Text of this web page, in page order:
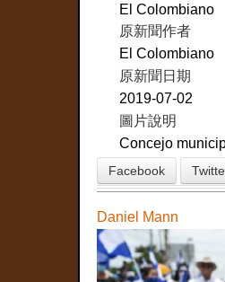
El Colombiano
原新聞作者
El Colombiano
原新聞日期
2019-07-02
圖片說明
Concejo
Facebook
Daniel Mann